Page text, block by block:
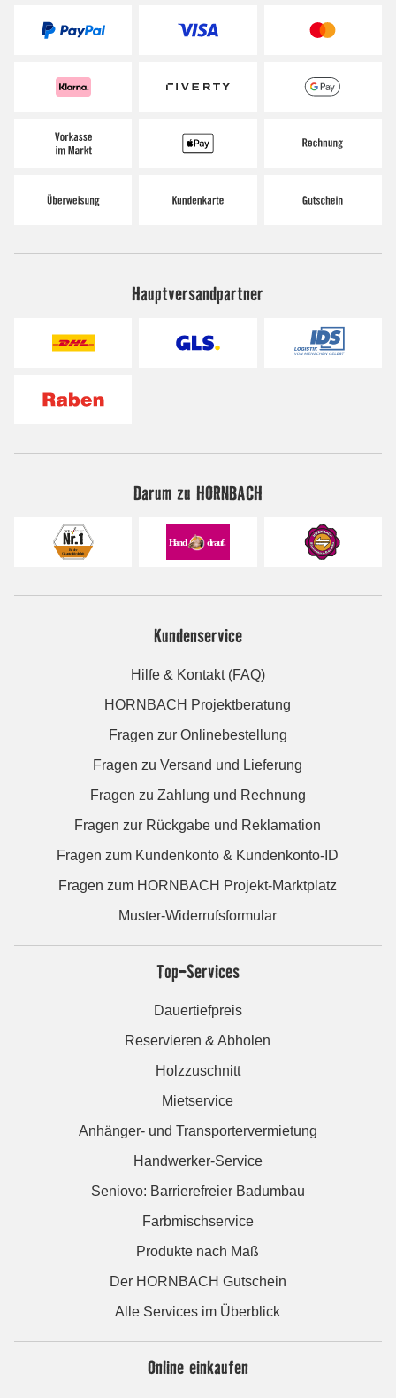
Hauptversandpartner
Darum zu HORNBACH
Kundenservice
Hilfe & Kontakt (FAQ)
HORNBACH Projektberatung
Fragen zur Onlinebestellung
Fragen zu Versand und Lieferung
Fragen zu Zahlung und Rechnung
Fragen zur Rückgabe und Reklamation
Fragen zum Kundenkonto & Kundenkonto-ID
Fragen zum HORNBACH Projekt-Marktplatz
Muster-Widerrufsformular
Top-Services
Dauertiefpreis
Reservieren & Abholen
Holzzuschnitt
Mietservice
Anhänger- und Transportervermietung
Handwerker-Service
Seniovo: Barrierefreier Badumbau
Farbmischservice
Produkte nach Maß
Der HORNBACH Gutschein
Alle Services im Überblick
Online einkaufen